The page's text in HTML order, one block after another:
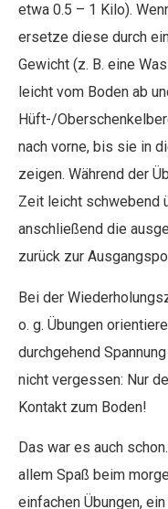
etwa 0.5 – 1 Kilo).
ersetze diese durch
Gewicht (z. B. eine
leicht vom Boden ab
Hüft-/
nach vorne, bis sie in
zeigen. Während der
Zeit leicht schwebend
anschließend die
zurück zur
Bei der
o. g. Übungen
durchgehend
nicht vergessen: Nur
Kontakt zum Boden!
Das war es auch
allem Spaß beim
einfachen Übungen,